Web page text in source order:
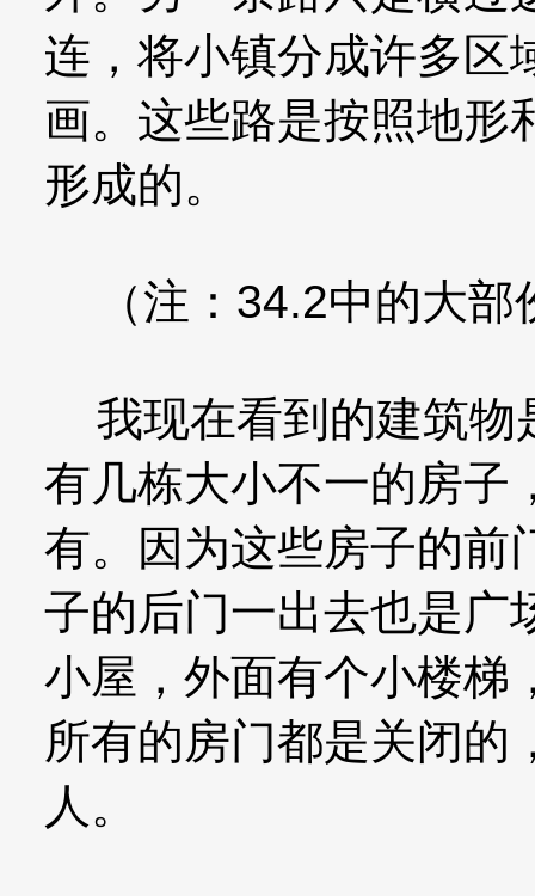
连，将小镇分成许多区
画。这些路是按照地形
形成的。
（注：34.2中的大部
我现在看到的建筑物
有几栋大小不一的房子
有。因为这些房子的前
子的后门一出去也是广
小屋，外面有个小楼梯
所有的房门都是关闭的
人。